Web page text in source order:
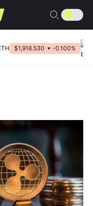
$1,916.530 -0.100%